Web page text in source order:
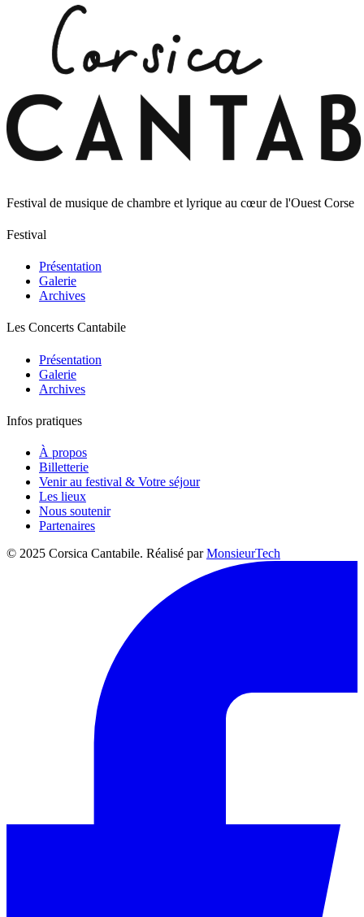
Festival de musique de chambre et lyrique au cœur de l'Ouest Corse
Festival
Présentation
Galerie
Archives
Les Concerts Cantabile
Présentation
Galerie
Archives
Infos pratiques
À propos
Billetterie
Venir au festival & Votre séjour
Les lieux
Nous soutenir
Partenaires
© 2025 Corsica Cantabile. Réalisé parMonsieurTech